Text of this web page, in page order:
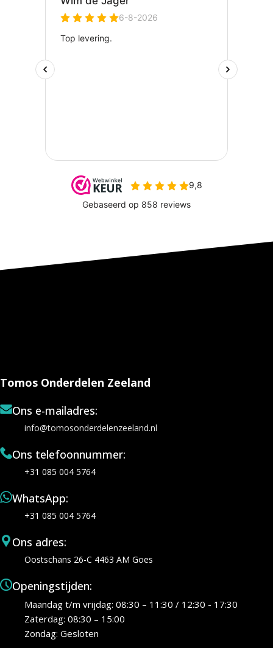
Tomos Onderdelen Zeeland
Ons e-mailadres:
info@tomosonderdelenzeeland.nl
Ons telefoonnummer:
+31 085 004 5764
WhatsApp:
+31 085 004 5764
Ons adres:
Oostschans 26-C 4463 AM Goes
Openingstijden:
Maandag t/m vrijdag: 08:30 – 11:30 / 12:30 - 17:30
Zaterdag: 08:30 – 15:00
Zondag: Gesloten